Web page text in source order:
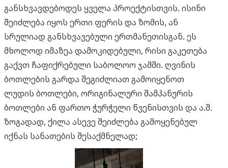
განსხვავდებოდეს ყველა პროექტისთვის. ისინი
შეიძლება იყოს ერთი ფერის და ზომის, ან
სრულიად განსხვავებული ერთმანეთისგან. ეს
მხოლოდ იმაზეა დამოკიდებული, რისი გაკეთება
გაქვთ ჩაფიქრებული საბოლოო ჯამში. ღვინის
ბოთლების გარდა შეგიძლიათ გამოიყენოთ
ლუდის ბოთლები, ორიგინალური შამპანურის
ბოთლები ან ფართო ჭურჭელი წვენისთვის და ა.შ.
ზოგადად, ქილა ასევე შეიძლება გამოყენებულ
იქნას სანათების შესაქმნელად;